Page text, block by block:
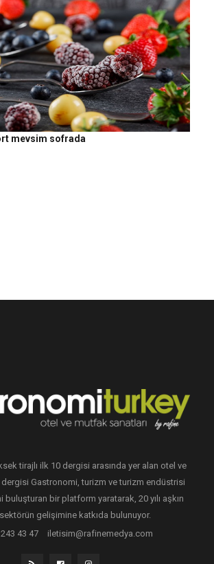
mevsim sofrada
tirajlı ilk 10 dergisi arasında yer alan otel ve
dergisi Gastronomi, turizm ve turizm endüstrisi
bir platform yaratarak, 20 yılı aşkın
gelişimine katkıda bulunuyor.
43 47
iletisim@rafinemedya.com